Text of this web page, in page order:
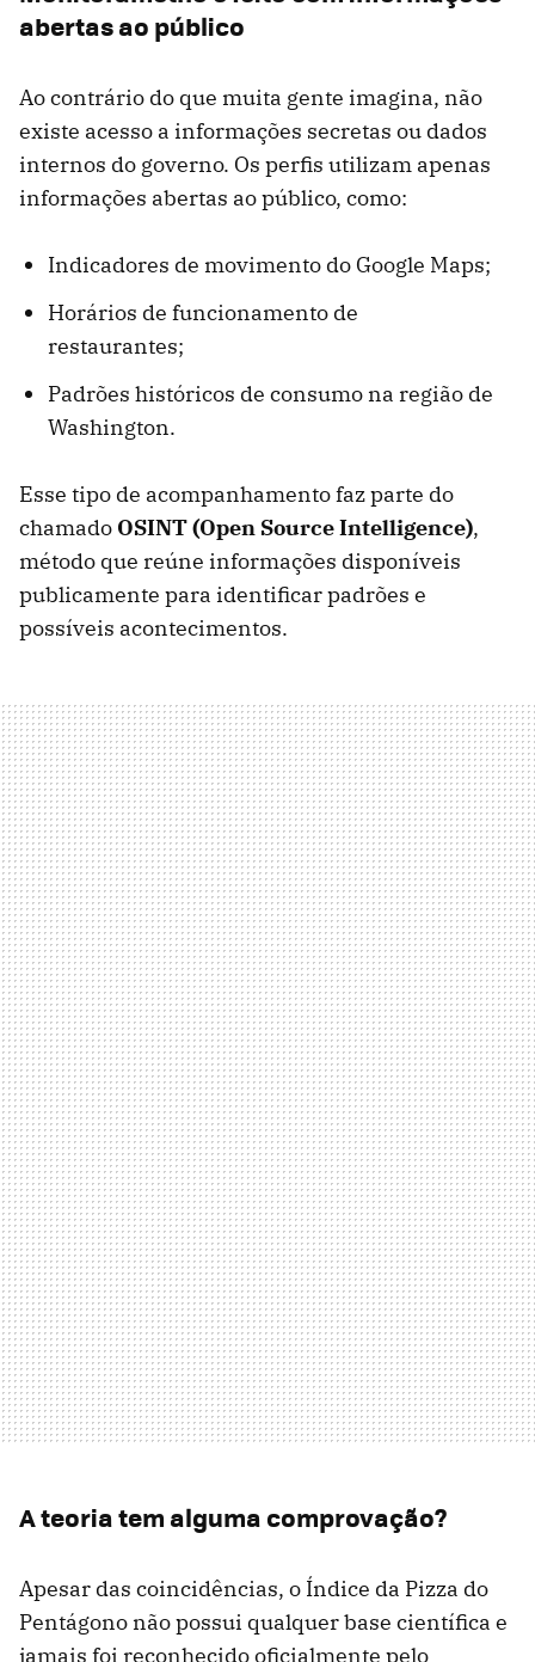
abertas ao público
Ao contrário do que muita gente imagina, não
existe acesso a informações secretas ou dados
internos do governo. Os perfis utilizam apenas
informações abertas ao público, como:
Indicadores de movimento do Google Maps;
Horários de funcionamento de
restaurantes;
Padrões históricos de consumo na região de
Washington.
Esse tipo de acompanhamento faz parte do
chamado OSINT (Open Source Intelligence),
método que reúne informações disponíveis
publicamente para identificar padrões e
possíveis acontecimentos.
A teoria tem alguma comprovação?
Apesar das coincidências, o Índice da Pizza do
Pentágono não possui qualquer base científica e
jamais foi reconhecido oficialmente pelo